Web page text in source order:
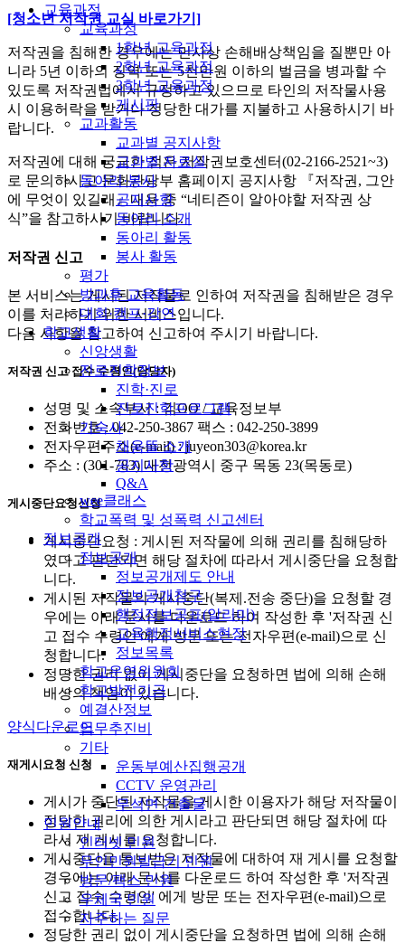
교육과정
교육과정
1학년 교육과정
2학년 교육과정
3학년 교육과정
게시판
교과활동
교과별 공지사항
교과별 자료실
동아리·봉사
공지사항
동아리 소개
동아리 활동
봉사 활동
평가
방과후 교육활동
대회·캠프·강연
학교생활
신앙생활
진로진학정보
진학·진로
진로진학프로그램
기숙사
채움뜰 소개
공지사항
Q&A
wee클래스
학교폭력 및 성폭력 신고센터
정보공개
정보공개
정보공개제도 안내
정보공개청구
행정정보공표(알리미)
교육행정서비스현장
정보목록
학교운영위원회
학교발전기금
예결산정보
업무추진비
기타
운동부예산집행공개
CCTV 운영관리
무석면 건출물
민원안내
인터넷 민원
무인민원발급기 민원
방문/팩스 민원
우체국 민원
자주하는 질문
[청소년 저작권 교실 바로가기]
저작권을 침해한 경우에는 민사상 손해배상책임을 질뿐만 아
니라 5년 이하의 징역 또는 5천만원 이하의 벌금을 병과할 수
있도록 저작권법에서 규정하고 있으므로 타인의 저작물사용
시 이용허락을 받거나 정당한 대가를 지불하고 사용하시기 바
랍니다.
저작권에 대해 궁금한 점은 저작권보호센터(02-2166-2521~3)
로 문의하시고 문화관광부 홈페이지 공지사항 『저작권, 그안
에 무엇이 있길래』내용 중 “네티즌이 알아야할 저작권 상
식”을 참고하시기 바랍니다.
저작권 신고
본 서비스는 게시된 저작물로 인하여 저작권을 침해받은 경우
이를 처리하기 위한 서비스입니다.
다음 사항을 참고하여 신고하여 주시기 바랍니다.
저작권 신고 접수 수령인(담당자)
성명 및 소속부서 : 김OO / 교육정보부
전화번호 : 042-250-3867 팩스 : 042-250-3899
전자우편주소(e-mail) : juyeon303@korea.kr
주소 : (301-783) 대전광역시 중구 목동 23(목동로)
게시중단요청신청
게시중단요청 : 게시된 저작물에 의해 권리를 침해당하
였다고 판단되면 해당 절차에 따라서 게시중단을 요청합
니다.
게시된 저작물의 게시중단(복제.전송 중단)을 요청할 경
우에는 아래 문서를 다운로드 하여 작성한 후 '저작권 신
고 접수 수령인'에게 방문 또는 전자우편(e-mail)으로 신
청합니다.
정당한 권리 없이 게시중단을 요청하면 법에 의해 손해
배상의 책임이 있습니다.
양식다운로드
재게시요청 신청
게시가 중단된 저작물을 게시한 이용자가 해당 저작물이
정당한 권리에 의한 게시라고 판단되면 해당 절차에 따
라서 재 게시를 요청합니다.
게시중단을 통보받은 저작물에 대하여 재 게시를 요청할
경우에는 아래 문서를 다운로드 하여 작성한 후 '저작권
신고 접수 수령인' 에게 방문 또는 전자우편(e-mail)으로
접수합니다.
정당한 권리 없이 게시중단을 요청하면 법에 의해 손해